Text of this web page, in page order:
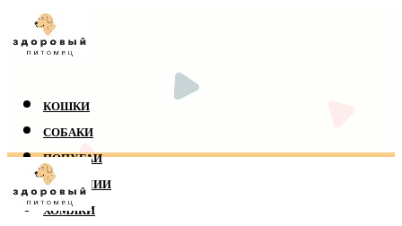
КОШКИ
СОБАКИ
ПОПУГАИ
РЕПТИЛИИ
ХОМЯКИ